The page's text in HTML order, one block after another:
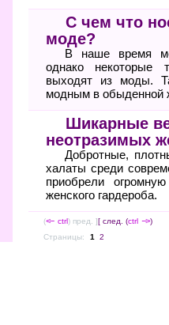
С чем что
моде?
В наше время
однако некоторые
выходят из моды.
модным в обыденной
Шикарные
неотразимых
Добротные,
халаты среди
приобрели
женского гардероба.
(<-- ctrl) пред. ][ след. (ctrl --> )
Страницы:
1 2